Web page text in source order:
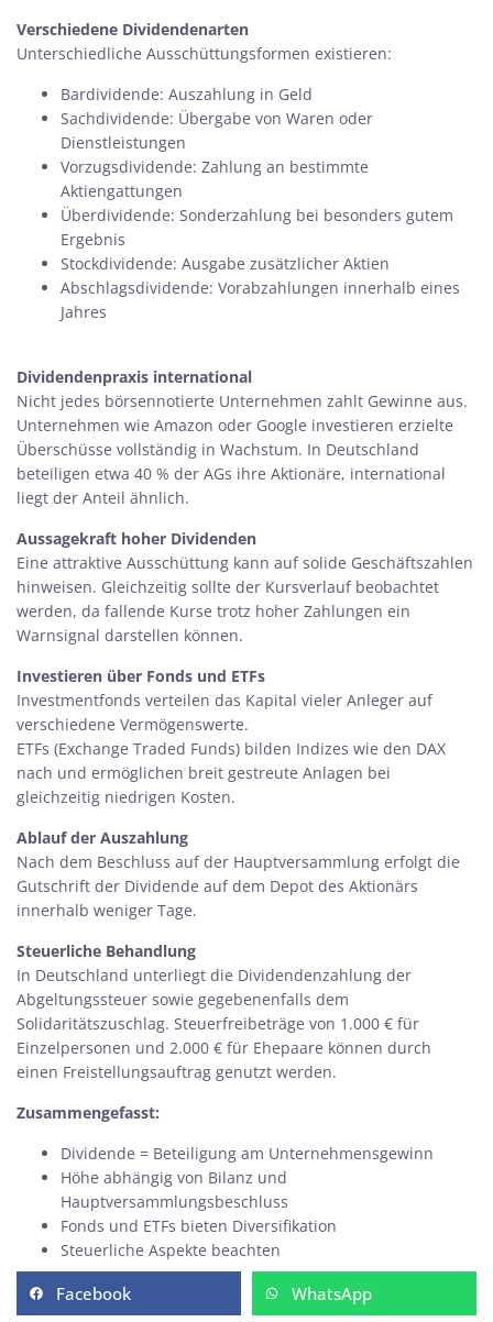
Verschiedene Dividendenarten
Unterschiedliche Ausschüttungsformen existieren:
Bardividende: Auszahlung in Geld
Sachdividende: Übergabe von Waren oder
Dienstleistungen
Vorzugsdividende: Zahlung an bestimmte
Aktiengattungen
Überdividende: Sonderzahlung bei besonders gutem
Ergebnis
Stockdividende: Ausgabe zusätzlicher Aktien
Abschlagsdividende: Vorabzahlungen innerhalb eines
Jahres
Dividendenpraxis international
Nicht jedes börsennotierte Unternehmen zahlt Gewinne aus.
Unternehmen wie Amazon oder Google investieren erzielte
Überschüsse vollständig in Wachstum. In Deutschland
beteiligen etwa 40 % der AGs ihre Aktionäre, international
liegt der Anteil ähnlich.
Aussagekraft hoher Dividenden
Eine attraktive Ausschüttung kann auf solide Geschäftszahlen
hinweisen. Gleichzeitig sollte der Kursverlauf beobachtet
werden, da fallende Kurse trotz hoher Zahlungen ein
Warnsignal darstellen können.
Investieren über Fonds und ETFs
Investmentfonds verteilen das Kapital vieler Anleger auf
verschiedene Vermögenswerte.
ETFs (Exchange Traded Funds) bilden Indizes wie den DAX
nach und ermöglichen breit gestreute Anlagen bei
gleichzeitig niedrigen Kosten.
Ablauf der Auszahlung
Nach dem Beschluss auf der Hauptversammlung erfolgt die
Gutschrift der Dividende auf dem Depot des Aktionärs
innerhalb weniger Tage.
Steuerliche Behandlung
In Deutschland unterliegt die Dividendenzahlung der
Abgeltungssteuer sowie gegebenenfalls dem
Solidaritätszuschlag. Steuerfreibeträge von 1.000 € für
Einzelpersonen und 2.000 € für Ehepaare können durch
einen Freistellungsauftrag genutzt werden.
Zusammengefasst:
Dividende = Beteiligung am Unternehmensgewinn
Höhe abhängig von Bilanz und
Hauptversammlungsbeschluss
Fonds und ETFs bieten Diversifikation
Steuerliche Aspekte beachten
Facebook WhatsApp